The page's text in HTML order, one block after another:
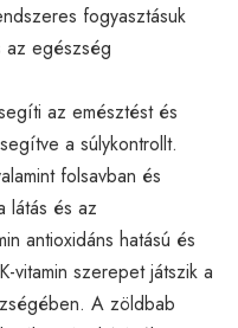
fogyasztásuk
az egészség
az emésztést és
a súlykontrollt.
folsavban és
látás és az
antioxidáns hatású és
vitamin szerepet játszik a
A zöldbab